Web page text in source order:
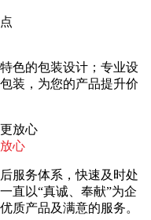
色的包装设计；专业设
装，为您的产品提升价
心
服务体系，快速及时处
直以“真诚、奉献”为企
质产品及满意的服务。